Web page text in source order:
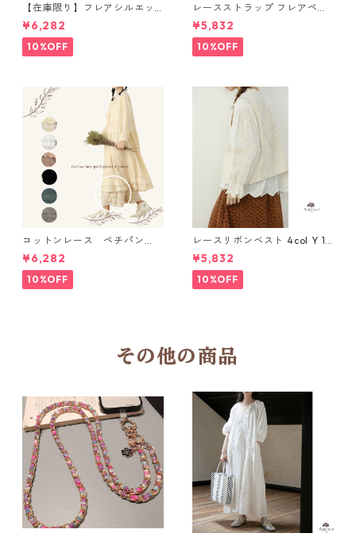
【在庫限り】フレアシルエッ
ト キャミワンピース 2col N
WP123
¥6,282
10%OFF
レースストラップ フレアペチ
パンツ Y 10925
¥5,832
10%OFF
コットンレース ペチパン
ツ 6 colors R2020131
¥6,282
10%OFF
レースリボンベスト 4col Y 111
15
¥5,832
10%OFF
その他の商品